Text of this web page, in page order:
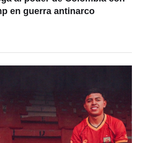
en guerra antinarco